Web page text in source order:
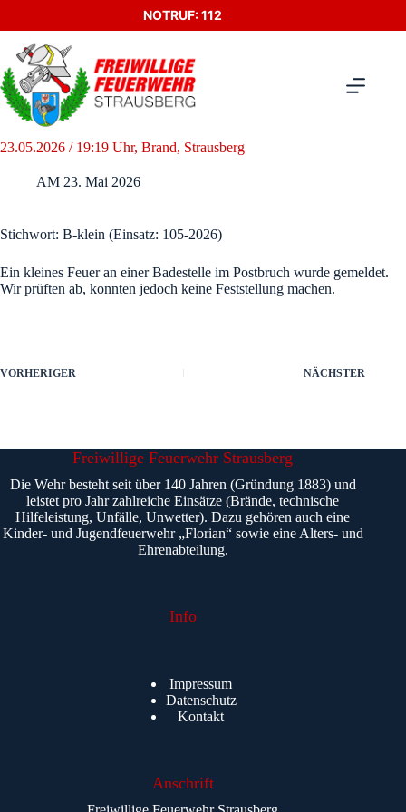
NOTRUF: 112
23.05.2026 / 19:19 Uhr, Brand, Strausberg
AM 23. Mai 2026
Stichwort: B-klein (Einsatz: 105-2026)
Ein kleines Feuer an einer Badestelle im Postbruch wurde gemeldet.
Wir prüften ab, konnten jedoch keine Feststellung machen.
VORHERIGER NÄCHSTER
Freiwillige Feuerwehr Strausberg
Die Wehr besteht seit über 140 Jahren (Gründung 1883) und
leistet pro Jahr zahlreiche Einsätze (Brände, technische
Hilfeleistung, Unfälle, Unwetter). Dazu gehören auch eine
Kinder- und Jugendfeuerwehr „Florian“ sowie eine Alters- und
Ehrenabteilung.
Info
Impressum
Datenschutz
Kontakt
Anschrift